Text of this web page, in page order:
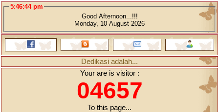
5:46:44 pm
Good Afternoon...!!!
Monday, 10 August 2026
Dedikasi adalah...
Your are is visitor :
04657
To this page...